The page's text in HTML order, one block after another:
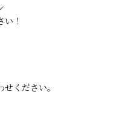
！
ください。